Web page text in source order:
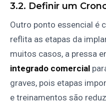
3.2. Definir um
Outro ponto essencial é
reflita as etapas da
muitos casos, a pressa
integrado comercial
graves, pois etapas
e treinamentos são